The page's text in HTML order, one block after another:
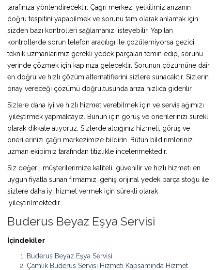
tarafınıza yönlendirecektir. Çağrı merkezi yetkilimiz arızanın
doğru tespitini yapabilmek ve sorunu tam olarak anlamak için
sizden bazı kontrolleri sağlamanızı isteyebilir. Yapılan
kontrollerde sorun telefon aracılığı ile çözülemiyorsa gezici
teknik uzmanlarımız gerekli yedek parçaları temin edip, sorunu
yerinde çözmek için kapınıza gelecektir. Sorunun çözümüne dair
en doğru ve hızlı çözüm alternatiflerini sizlere sunacaktır. Sizlerin
onay vereceği çözümü doğrultusunda arıza hızlıca giderilir.
Sizlere daha iyi ve hızlı hizmet verebilmek için ve servis ağımızı
iyileştirmek yapmaktayız. Bunun için görüş ve önerilerinizi sürekli
olarak dikkate alıyoruz. Sizlerde aldığınız hizmeti, görüş ve
önerilerinizi çağrı merkezimize bildirin. Bütün bildirimleriniz
uzman ekibimiz tarafından titizlikle incelenmektedir.
Siz değerli müşterilerimize kaliteli, güvenilir ve hızlı hizmeti en
uygun fiyatla sunan firmamız, geniş orijinal yedek parça stoğu ile
sizlere daha iyi hizmet vermek için sürekli olarak
iyileştirilmektedir.
Buderus Beyaz Eşya Servisi
İçindekiler
Buderus Beyaz Eşya Servisi
Çamlık Buderus Servisi Hizmeti Kapsamında Hizmet